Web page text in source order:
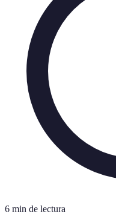
6 min de lectura